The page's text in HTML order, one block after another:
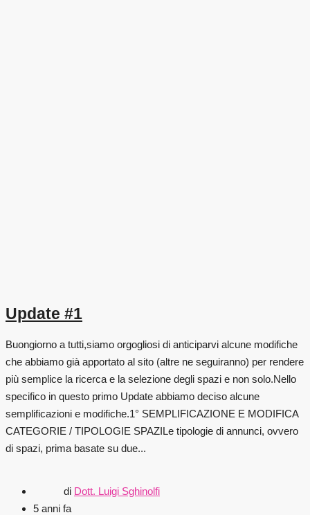
Update #1
Buongiorno a tutti,siamo orgogliosi di anticiparvi alcune modifiche
che abbiamo già apportato al sito (altre ne seguiranno) per rendere
più semplice la ricerca e la selezione degli spazi e non solo.Nello
specifico in questo primo Update abbiamo deciso alcune
semplificazioni e modifiche.1° SEMPLIFICAZIONE E MODIFICA
CATEGORIE / TIPOLOGIE SPAZILe tipologie di annunci, ovvero
di spazi, prima basate su due...
di Dott. Luigi Sghinolfi
5 anni fa